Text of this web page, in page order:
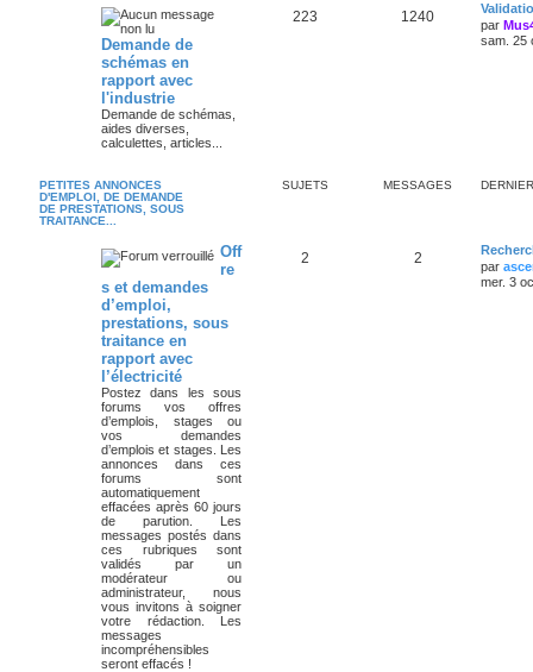
Demande de
schémas en
rapport avec
l'industrie
Demande de schémas,
aides diverses,
calculettes, articles...
223 1240
par
sam. 25
PETITES ANNONCES
D'EMPLOI, DE DEMANDE
DE PRESTATIONS, SOUS
TRAITANCE...
SUJETS MESSAGES
Off
re
s et demandes
d’emploi,
prestations, sous
traitance en
rapport avec
l’électricité
Postez dans les sous
forums vos offres
d’emplois, stages ou
vos demandes
d’emplois et stages. Les
annonces dans ces
forums sont
automatiquement
effacées après 60 jours
de parution. Les
messages postés dans
ces rubriques sont
validés par un
modérateur ou
administrateur, nous
vous invitons à soigner
votre rédaction. Les
messages
incompréhensibles
seront effacés !
2 2
par
mer. 3